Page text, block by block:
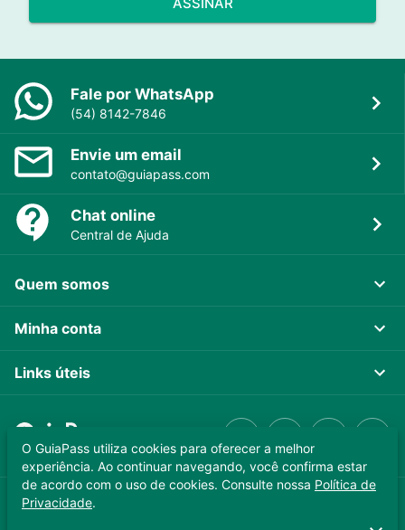
Fale por WhatsApp
(54) 8142-7846
Envie um email
contato@guiapass.com
Chat online
Central de Ajuda
Quem somos
Minha conta
Links úteis
GUIAPASS TECNOLOGIA LTDA. CNPJ 37.989.806/0001-64
O GuiaPass utiliza cookies para oferecer a melhor
experiência. Ao continuar navegando, você confirma estar
de acordo com o uso de cookies. Consulte nossa Política de
Privacidade.